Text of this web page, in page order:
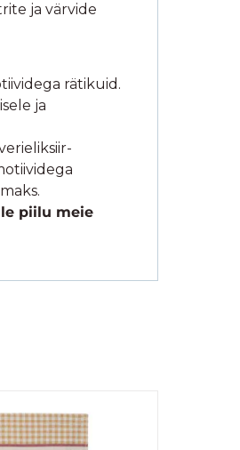
ja värvide
rätikuid.
ja
piilu meie